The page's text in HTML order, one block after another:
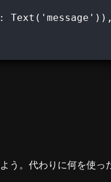
Text('message')),
う。代わりに何を使っ